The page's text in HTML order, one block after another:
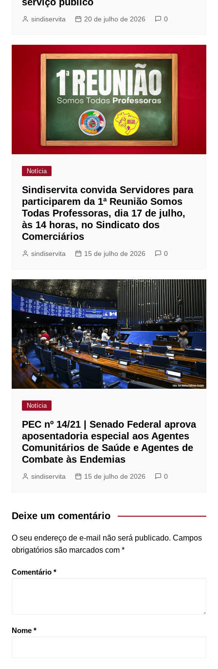
sindiservita 20 de julho de 2026 0
Notícia
Sindiservita convida Servidores para
participarem da 1ª Reunião Somos
Todas Professoras, dia 17 de julho,
às 14 horas, no Sindicato dos
Comerciários
sindiservita 15 de julho de 2026 0
Notícia
PEC nº 14/21 | Senado Federal aprova
aposentadoria especial aos Agentes
Comunitários de Saúde e Agentes de
Combate às Endemias
sindiservita 15 de julho de 2026 0
Deixe um comentário
O seu endereço de e-mail não será publicado. Campos
obrigatórios são marcados com *
Comentário *
Nome *